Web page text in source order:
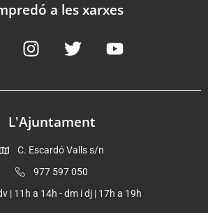
a les xarxes
L'Ajuntament
C. Escardó Valls s/n
977 597 050
| 11h a 14h - dm i dj | 17h a 19h